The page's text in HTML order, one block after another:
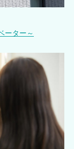
ーター～